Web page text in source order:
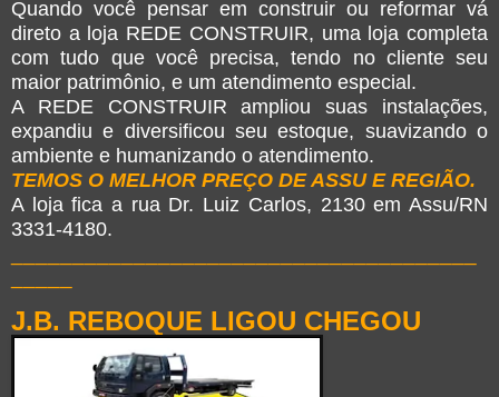
Quando você pensar em construir ou reformar vá
direto a loja REDE CONSTRUIR, uma loja completa
com tudo que você precisa, tendo no cliente seu
maior patrimônio, e um atendimento especial.
A REDE CONSTRUIR ampliou suas instalações,
expandiu e diversificou seu estoque, suavizando o
ambiente e humanizando o atendimento.
TEMOS O MELHOR PREÇO DE ASSU E REGIÃO.
A loja fica a rua Dr. Luiz Carlos, 2130 em Assu/RN
3331-4180.
J.B. REBOQUE LIGOU CHEGOU